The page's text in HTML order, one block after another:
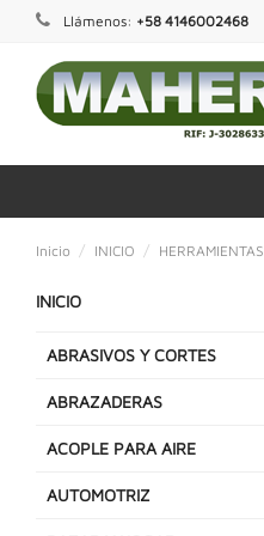
Llámenos: +58 4146002468
Inicio INICIO HERRAMIENTAS
INICIO
ABRASIVOS Y CORTES
ABRAZADERAS
ACOPLE PARA AIRE
AUTOMOTRIZ